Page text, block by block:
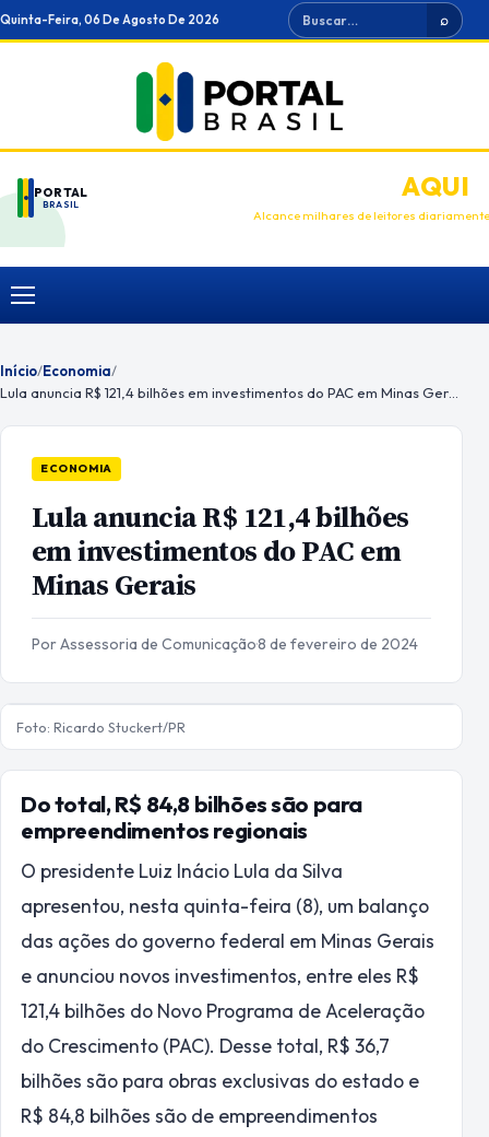
Ir
para
Quinta-Feira, 06 De Agosto De 2026 Buscar ⌕
PORTAL
BRASIL
ANUNCIEAQUI
Alcance milhares de leitores diariamente
Menu
Início/Economia/
ECONOMIA
Lula anuncia R$ 121,4 bilhões
em investimentos do PAC em
Minas Gerais
Por Assessoria de Comunicação·8 de fevereiro de 2024
Foto: Ricardo Stuckert/PR
Do total, R$ 84,8 bilhões são para
empreendimentos regionais
O presidente Luiz Inácio Lula da Silva
apresentou, nesta quinta-feira (8), um balanço
das ações do governo federal em Minas Gerais
e anunciou novos investimentos, entre eles R$
121,4 bilhões do Novo Programa de Aceleração
do Crescimento (PAC). Desse total, R$ 36,7
bilhões são para obras exclusivas do estado e
R$ 84,8 bilhões são de empreendimentos